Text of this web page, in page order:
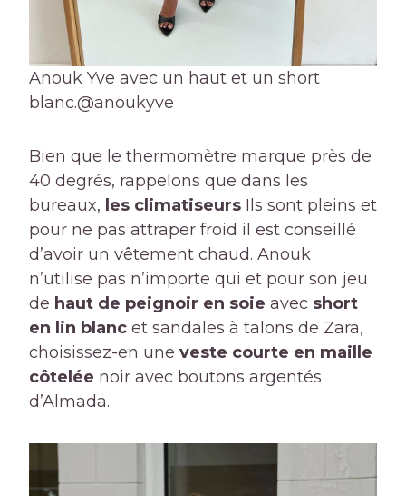
Anouk Yve avec un haut et un short
blanc.@anoukyve
Bien que le thermomètre marque près de
40 degrés, rappelons que dans les
bureaux, les climatiseurs Ils sont pleins et
pour ne pas attraper froid il est conseillé
d’avoir un vêtement chaud. Anouk
n’utilise pas n’importe qui et pour son jeu
de haut de peignoir en soie avec short
en lin blanc et sandales à talons de Zara,
choisissez-en une veste courte en maille
côtelée noir avec boutons argentés
d’Almada.